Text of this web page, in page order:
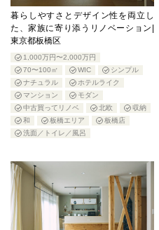
暮らしやすさとデザイン性を両立し
た、家族に寄り添うリノベーション|
東京都板橋区
1,000万円〜2,000万円
70〜100㎡
WIC
シンプル
ナチュラル
ホテルライク
マンション
モダン
中古買ってリノベ
北欧
収納
和
板橋エリア
板橋店
洗面／トイレ／風呂